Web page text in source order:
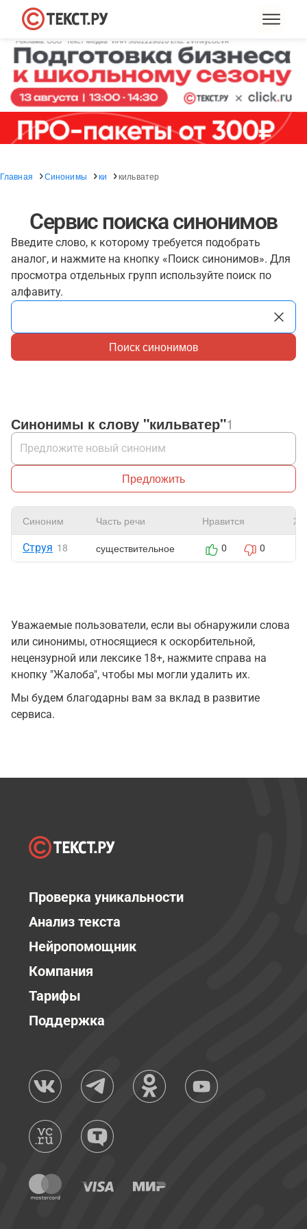
Главная Синонимы ки кильватер
Сервис поиска синонимов
Введите слово, к которому требуется подобрать
аналог, и нажмите на кнопку «Поиск синонимов». Для
просмотра отдельных групп используйте поиск по
алфавиту.
Поиск синонимов
Синонимы к слову "кильватер"1
Предложить
Синоним Часть речи Нравится
Струя 18 существительное 0 0
Уважаемые пользователи, если вы обнаружили слова
или синонимы, относящиеся к оскорбительной,
нецензурной или лексике 18+, нажмите справа на
кнопку "Жалоба", чтобы мы могли удалить их.
Мы будем благодарны вам за вклад в развитие
сервиса.
Проверка уникальности
Анализ текста
Нейропомощник
Компания
Тарифы
Поддержка